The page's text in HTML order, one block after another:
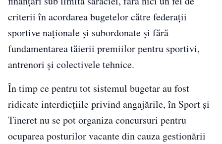
criterii în acordarea bugetelor către federaţii
sportive naţionale şi subordonate şi fără
fundamentarea tăierii premiilor pentru sportivi,
antrenori şi colectivele tehnice.
În timp ce pentru tot sistemul bugetar au fost
ridicate interdicţiile privind angajările, în Sport şi
Tineret nu se pot organiza concursuri pentru
ocuparea posturilor vacante din cauza gestionării